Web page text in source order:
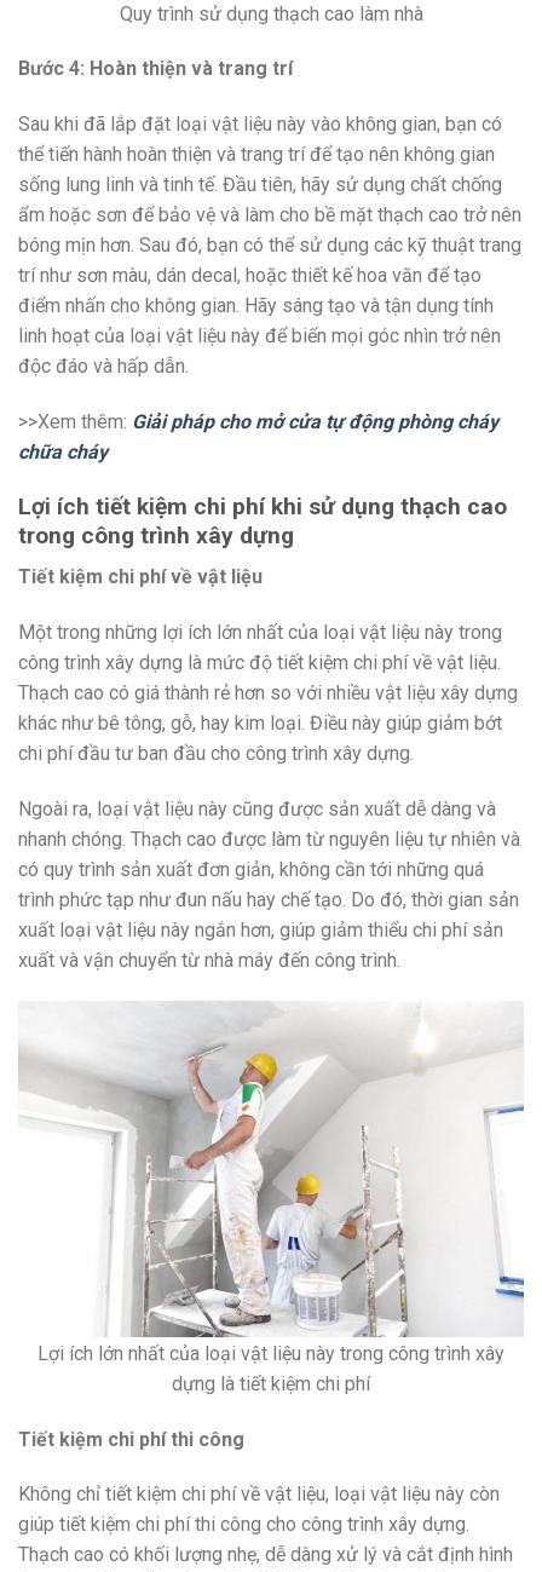
Quy trình sử dụng thạch cao làm nhà
Bước 4: Hoàn thiện và trang trí
Sau khi đã lắp đặt loại vật liệu này vào không gian, bạn có
thể tiến hành hoàn thiện và trang trí để tạo nên không gian
sống lung linh và tinh tế. Đầu tiên, hãy sử dụng chất chống
ẩm hoặc sơn để bảo vệ và làm cho bề mặt thạch cao trở nên
bóng mịn hơn. Sau đó, bạn có thể sử dụng các kỹ thuật trang
trí như sơn màu, dán decal, hoặc thiết kế hoa văn để tạo
điểm nhấn cho không gian. Hãy sáng tạo và tận dụng tính
linh hoạt của loại vật liệu này để biến mọi góc nhìn trở nên
độc đáo và hấp dẫn.
>>Xem thêm: Giải pháp cho mở cửa tự động phòng cháy
chữa cháy
Lợi ích tiết kiệm chi phí khi sử dụng thạch cao
trong công trình xây dựng
Tiết kiệm chi phí về vật liệu
Một trong những lợi ích lớn nhất của loại vật liệu này trong
công trình xây dựng là mức độ tiết kiệm chi phí về vật liệu.
Thạch cao có giá thành rẻ hơn so với nhiều vật liệu xây dựng
khác như bê tông, gỗ, hay kim loại. Điều này giúp giảm bớt
chi phí đầu tư ban đầu cho công trình xây dựng.
Ngoài ra, loại vật liệu này cũng được sản xuất dễ dàng và
nhanh chóng. Thạch cao được làm từ nguyên liệu tự nhiên và
có quy trình sản xuất đơn giản, không cần tới những quá
trình phức tạp như đun nấu hay chế tạo. Do đó, thời gian sản
xuất loại vật liệu này ngắn hơn, giúp giảm thiểu chi phí sản
xuất và vận chuyển từ nhà máy đến công trình.
Lợi ích lớn nhất của loại vật liệu này trong công trình xây
dựng là tiết kiệm chi phí
Tiết kiệm chi phí thi công
Không chỉ tiết kiệm chi phí về vật liệu, loại vật liệu này còn
giúp tiết kiệm chi phí thi công cho công trình xây dựng.
Thạch cao có khối lượng nhẹ, dễ dàng xử lý và cắt định hình